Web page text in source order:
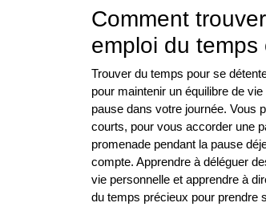
Comment
emploi du temps
Trouver du temps pour se
pour maintenir un équilibre de
pause dans votre journée. Vous
courts, pour vous accorder une
promenade pendant la pause
compte. Apprendre à déléguer
vie personnelle et apprendre à
du temps précieux pour prendre